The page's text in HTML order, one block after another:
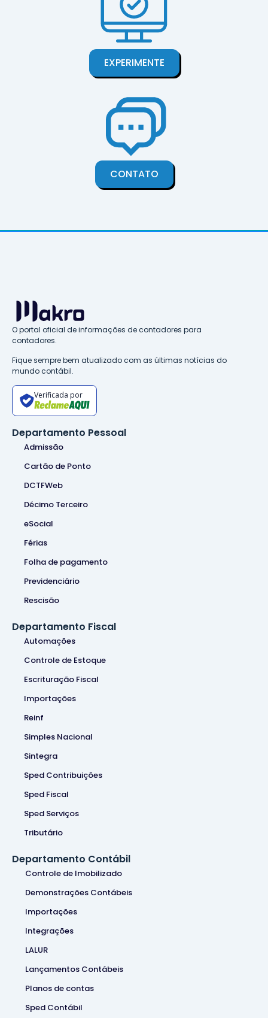
EXPERIMENTE
CONTATO
O portal oficial de informações de contadores para
contadores.
Fique sempre bem atualizado com as últimas notícias do
mundo contábil.
Verificada por
Departamento Pessoal
Admissão
Cartão de Ponto
DCTFWeb
Décimo Terceiro
eSocial
Férias
Folha de pagamento
Previdenciário
Rescisão
Departamento Fiscal
Automações
Controle de Estoque
Escrituração Fiscal
Importações
Reinf
Simples Nacional
Sintegra
Sped Contribuições
Sped Fiscal
Sped Serviços
Tributário
Departamento Contábil
Controle de Imobilizado
Demonstrações Contábeis
Importações
Integrações
LALUR
Lançamentos Contábeis
Planos de contas
Sped Contábil